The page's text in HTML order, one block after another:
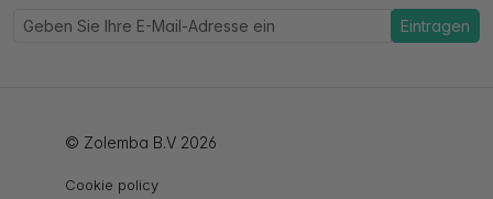
Eintragen
© Zolemba B.V 2026
Cookie policy